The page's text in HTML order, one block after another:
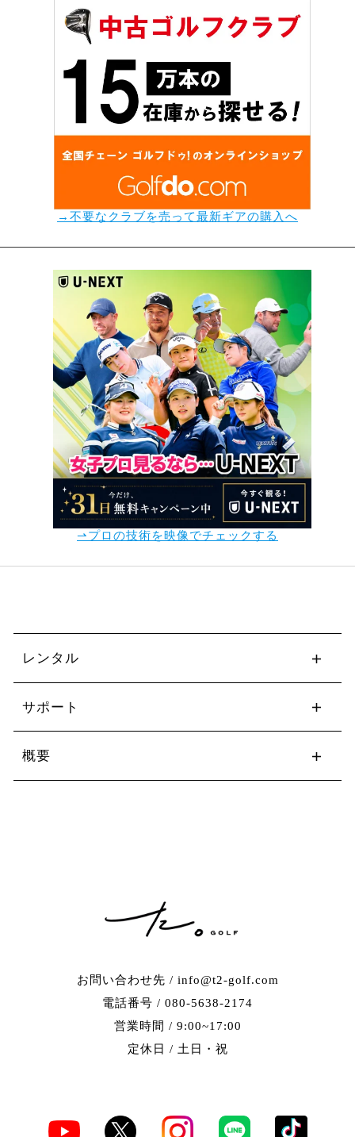
→不要なクラブを売って最新ギアの購入へ
⇀プロの技術を映像でチェックする
お問い合わせ先 / info@t2-golf.com
電話番号 / 080-5638-2174
営業時間 / 9:00~17:00
定休日 / 土日・祝
レンタル
サポート
概要